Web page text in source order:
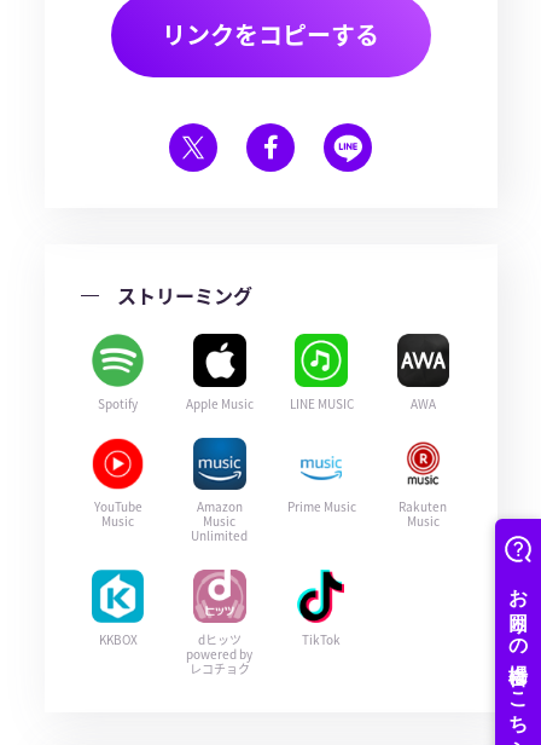
リンクをコピーする
ストリーミング
Spotify Apple Music LINE MUSIC AWA
YouTube
Music
Amazon
Music
Unlimited
Prime Music
Rakuten
Music
KKBOX
dヒッツ
powered by
レコチョク
TikTok